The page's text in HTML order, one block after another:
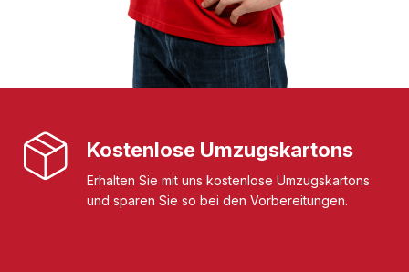
Kostenlose Umzugskartons
Erhalten Sie mit uns kostenlose Umzugskartons
und sparen Sie so bei den Vorbereitungen.